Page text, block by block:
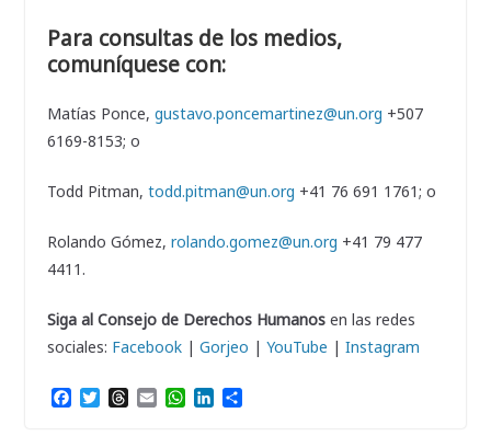
Para consultas de los medios,
comuníquese con:
Matías Ponce, gustavo.poncemartinez@un.org +507
6169-8153; o
Todd Pitman, todd.pitman@un.org +41 76 691 1761; o
Rolando Gómez, rolando.gomez@un.org +41 79 477
4411.
Siga al Consejo de Derechos Humanos en las redes
sociales: Facebook | Gorjeo | YouTube | Instagram
F
T
T
E
W L
C